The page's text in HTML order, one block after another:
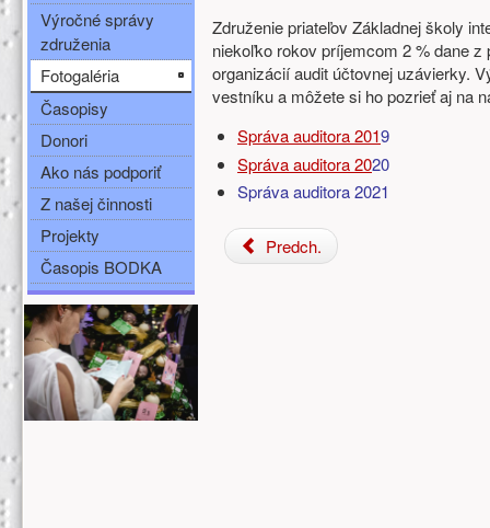
Výročné správy
združenia
Fotogaléria
Časopisy
Donori
Ako nás podporiť
Z našej činnosti
Projekty
Časopis BODKA
Ďalšie zdroje (ľavý stĺpec)
Združenie priateľov Základnej školy
niekoľko rokov príjemcom 2 % dane
organizácií audit účtovnej uzávierky.
vestníku a môžete si ho pozrieť aj na
Správa auditora 2019
Správa auditora 2020
Správa auditora 2021
Predch.